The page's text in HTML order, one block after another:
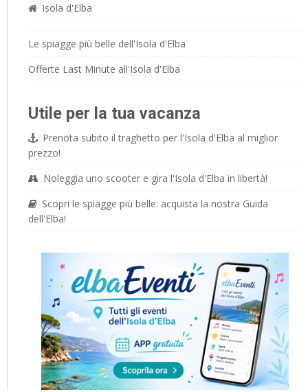
Isola d'Elba
Le spiagge più belle dell'Isola d'Elba
Offerte Last Minute all'Isola d'Elba
Utile per la tua vacanza
Prenota subito il traghetto per l'Isola d'Elba al miglior
prezzo!
Noleggia uno scooter e gira l'Isola d'Elba in libertà!
Scopri le spiagge più belle: acquista la nostra Guida
dell'Elba!